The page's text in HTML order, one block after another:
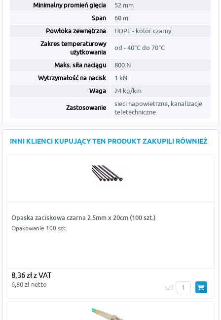
Minimalny promień gięcia
52 mm
Span
60 m
Powłoka zewnętrzna
HDPE - kolor czarny
Zakres temperaturowy
użytkowania
od - 40°C do 70°C
Maks. siła naciągu
800 N
Wytrzymałość na nacisk
1 kN
Waga
24 kg/km
Zastosowanie
sieci napowietrzne, kanalizacje
teletechniczne
INNI KLIENCI KUPUJĄCY TEN PRODUKT ZAKUPILI RÓWNIEŻ
Opaska zaciskowa czarna 2.5mm x 20cm (100 szt.)
Opakowanie 100 szt.
8,36 zł z VAT
6,80 zł netto szt